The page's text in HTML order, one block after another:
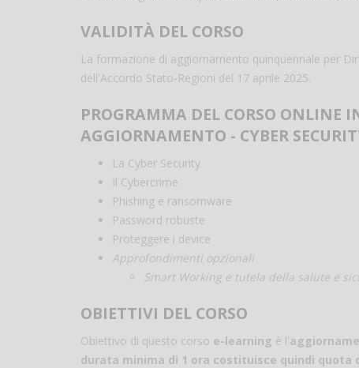
VALIDITÀ DEL CORSO
La formazione di aggiornamento quinquennale per
dell'Accordo Stato-Regioni del 17 aprile 2025.
PROGRAMMA DEL CORSO ONLINE
AGGIORNAMENTO - CYBER
La Cyber Security
Il Cybercrime
Phishing e ransomware
Password robuste
Proteggere i device
Approfondimenti opzionali
Smart Working e tutela della salute e
OBIETTIVI DEL CORSO
Obiettivo di questo corso e-learning è l'
durata minima di 1 ora costituisce quindi quota